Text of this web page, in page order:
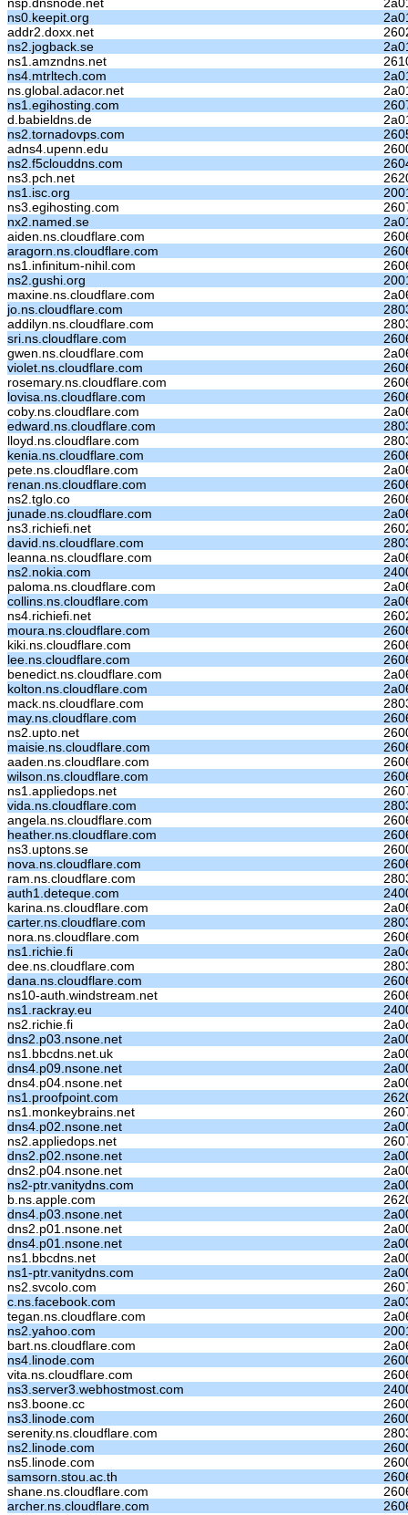
ns0.keepit.org
addr2.doxx.net
ns2.jogback.se
ns1.amzndns.net
ns4.mtrltech.com
ns.global.adacor.net
ns1.egihosting.com
d.babieldns.de
ns2.tornadovps.com
adns4.upenn.edu
ns2.f5clouddns.com
ns3.pch.net
ns1.isc.org
ns3.egihosting.com
nx2.named.se
aiden.ns.cloudflare.com
aragorn.ns.cloudflare.com
ns1.infinitum-nihil.com
ns2.gushi.org
maxine.ns.cloudflare.com
jo.ns.cloudflare.com
addilyn.ns.cloudflare.com
sri.ns.cloudflare.com
gwen.ns.cloudflare.com
violet.ns.cloudflare.com
rosemary.ns.cloudflare.com
lovisa.ns.cloudflare.com
coby.ns.cloudflare.com
edward.ns.cloudflare.com
lloyd.ns.cloudflare.com
kenia.ns.cloudflare.com
pete.ns.cloudflare.com
renan.ns.cloudflare.com
ns2.tglo.co
junade.ns.cloudflare.com
ns3.richiefi.net
david.ns.cloudflare.com
leanna.ns.cloudflare.com
ns2.nokia.com
paloma.ns.cloudflare.com
collins.ns.cloudflare.com
ns4.richiefi.net
moura.ns.cloudflare.com
kiki.ns.cloudflare.com
lee.ns.cloudflare.com
benedict.ns.cloudflare.com
kolton.ns.cloudflare.com
mack.ns.cloudflare.com
may.ns.cloudflare.com
ns2.upto.net
maisie.ns.cloudflare.com
aaden.ns.cloudflare.com
wilson.ns.cloudflare.com
ns1.appliedops.net
vida.ns.cloudflare.com
angela.ns.cloudflare.com
heather.ns.cloudflare.com
ns3.uptons.se
nova.ns.cloudflare.com
ram.ns.cloudflare.com
auth1.deteque.com
karina.ns.cloudflare.com
carter.ns.cloudflare.com
nora.ns.cloudflare.com
ns1.richie.fi
dee.ns.cloudflare.com
dana.ns.cloudflare.com
ns10-auth.windstream.net
ns1.rackray.eu
ns2.richie.fi
dns2.p03.nsone.net
ns1.bbcdns.net.uk
dns4.p09.nsone.net
dns4.p04.nsone.net
ns1.proofpoint.com
ns1.monkeybrains.net
dns4.p02.nsone.net
ns2.appliedops.net
dns2.p02.nsone.net
dns2.p04.nsone.net
ns2-ptr.vanitydns.com
b.ns.apple.com
dns4.p03.nsone.net
dns2.p01.nsone.net
dns4.p01.nsone.net
ns1.bbcdns.net
ns1-ptr.vanitydns.com
ns2.svcolo.com
c.ns.facebook.com
tegan.ns.cloudflare.com
ns2.yahoo.com
bart.ns.cloudflare.com
ns4.linode.com
vita.ns.cloudflare.com
ns3.server3.webhostmost.com
ns3.boone.cc
ns3.linode.com
serenity.ns.cloudflare.com
ns2.linode.com
ns5.linode.com
samsorn.stou.ac.th
shane.ns.cloudflare.com
archer.ns.cloudflare.com